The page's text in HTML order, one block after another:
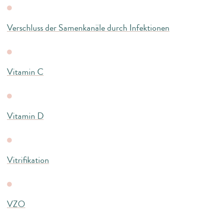
Verschluss der Samenkanäle durch Infektionen
Vitamin C
Vitamin D
Vitrifikation
VZO